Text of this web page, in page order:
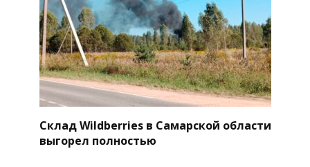
Склад Wildberries в Самарской области
выгорел полностью